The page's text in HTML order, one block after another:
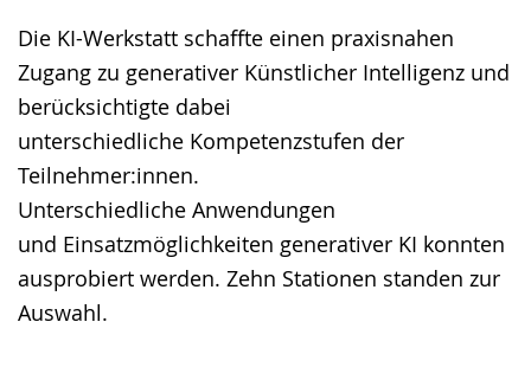
Die KI-Werkstatt schaffte einen praxisnahen
Zugang zu generativer Künstlicher Intelligenz und
berücksichtigte dabei
unterschiedliche Kompetenzstufen der
Teilnehmer:innen.
Unterschiedliche Anwendungen
und Einsatzmöglichkeiten generativer KI konnten
ausprobiert werden. Zehn Stationen standen zur
Auswahl.
wechseln.
Deutscher
Gebärdensprache
wird
angezeigt.